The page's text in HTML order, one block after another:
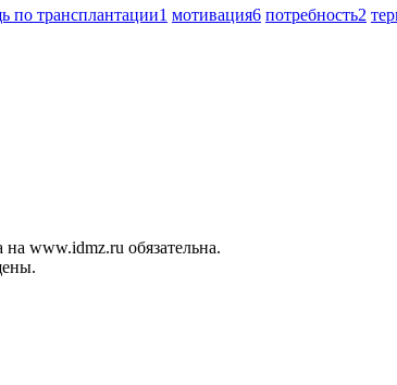
по трансплантации1 мотивация6 потребность2
www.idmz.ru обязательна.